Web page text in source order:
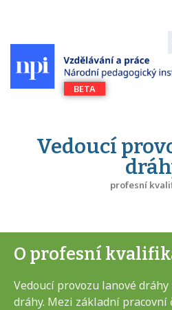
Vedoucí
profesní
O profesní
Vedoucí provozu lanové
dráhy. Mezi základní